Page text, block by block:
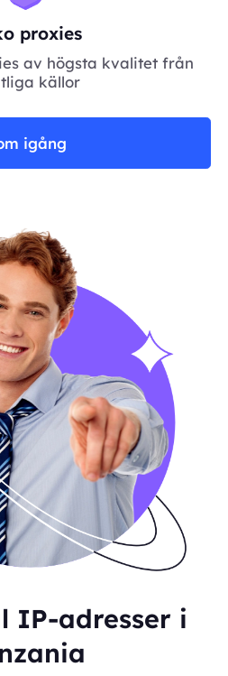
proxies
av högsta kvalitet från
källor
igång
IP-adresser i